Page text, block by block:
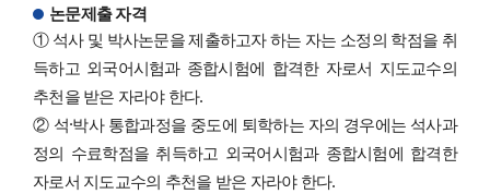
논문제출 자격
① 석사 및 박사논문을 제출하고자 하는 자는 소정의 학점을 취
득하고 외국어시험과 종합시험에 합격한 자로서 지도교수의
추천을 받은 자라야 한다.
② 석·박사 통합과정을 중도에 퇴학하는 자의 경우에는 석사과
정의 수료학점을 취득하고 외국어시험과 종합시험에 합격한
자로서 지도교수의 추천을 받은 자라야 한다.